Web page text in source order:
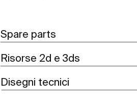
Spare parts
Risorse 2d e 3ds
Disegni tecnici